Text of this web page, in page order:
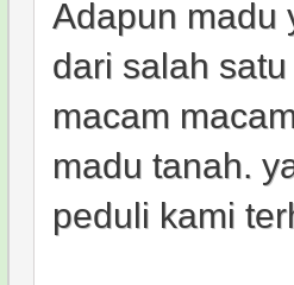
Adapun madu
dari salah
macam
madu tanah.
peduli kami